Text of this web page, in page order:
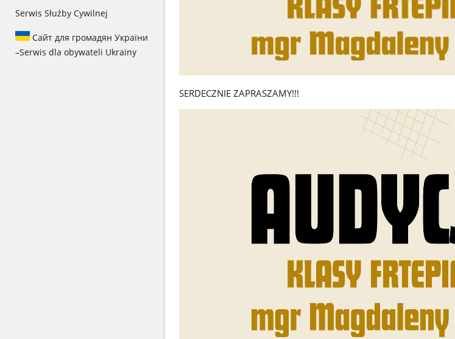
Serwis Służby Cywilnej
Сайт для громадян України
–Serwis dla obywateli Ukrainy
SERDECZNIE ZAPRASZAMY!!!